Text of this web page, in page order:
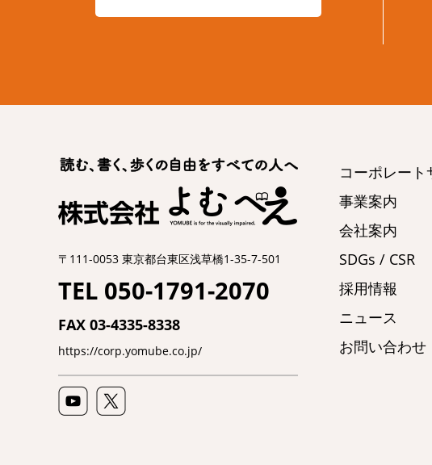
〒111-0053 東京都台東区浅草橋1-35-7-501
TEL 050-1791-2070
FAX 03-4335-8338
https://corp.yomube.co.jp/
コーポレート
事業案内
会社案内
SDGs / CSR
採用情報
ニュース
お問い合わせ